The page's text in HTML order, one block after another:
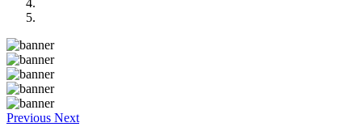
Previous Next